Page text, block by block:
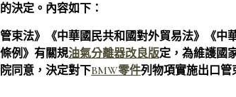
決定。內容如下：
束法》《中華國民共和國對外貿易法》《中
例》有關規油氣分離器改良版定，為維護國
同意，決定對下BMW零件列物項實施出口管